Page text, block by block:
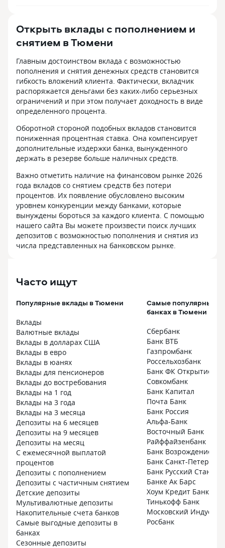
Открыть вклады с пополнением и
снятием в Тюмени
Главным достоинством вклада с возможностью
пополнения и снятия денежных средств становится
гибкость вложений клиента. Фактически, вкладчик
распоряжается деньгами без каких-либо серьезных
ограничений и при этом получает доходность в виде
определенного процента.
Оборотной стороной подобных вкладов становится
пониженная процентная ставка. Она компенсирует
дополнительные издержки банка, вынужденного
держать в резерве больше наличных средств.
Важно отметить наличие на финансовом рынке 2026
года вкладов со снятием средств без потери
процентов. Их появление обусловлено высоким
уровнем конкуренции между банками, которые
вынуждены бороться за каждого клиента. С помощью
нашего сайта Вы можете произвести поиск лучших
депозитов с возможностью пополнения и снятия из
числа представленных на банковском рынке.
Часто ищут
Популярные вклады в Тюмени
Вклады
Валютные вклады
Вклады в долларах США
Вклады в евро
Вклады в юанях
Вклады для пенсионеров
Вклады до востребования
Вклады на 1 год
Вклады на 3 года
Вклады на 3 месяца
Депозиты на 6 месяцев
Депозиты на 9 месяцев
Депозиты на месяц
С ежемесячной выплатой
процентов
Депозиты с пополнением
Депозиты с частичным снятием
Детские депозиты
Мультивалютные депозиты
Накопительные счета банков
Самые выгодные депозиты в
банках
Сезонные депозиты
Самые популярные
банках в Тюмени
Сбербанк
Банк ВТБ
Газпромбанк
Россельхозбанк
Банк ФК Открытие
Совкомбанк
Банк Капитал
Почта Банк
Банк Россия
Альфа-Банк
Восточный Банк
Райффайзенбанк
Банк Возрождение
Банк Санкт-Петербург
Банк Русский
Банке Ак Барс
Хоум Кредит Банк
Тинькофф Банк
Московский
Росбанк